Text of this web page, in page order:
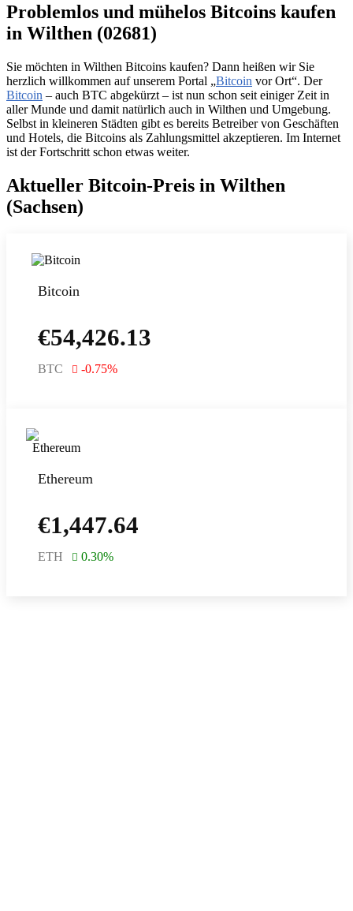
Problemlos und mühelos Bitcoins kaufen
in Wilthen (02681)
Sie möchten in Wilthen Bitcoins kaufen? Dann heißen wir Sie
herzlich willkommen auf unserem Portal „Bitcoin vor Ort“. Der
Bitcoin – auch BTC abgekürzt – ist nun schon seit einiger Zeit in
aller Munde und damit natürlich auch in Wilthen und Umgebung.
Selbst in kleineren Städten gibt es bereits Betreiber von Geschäften
und Hotels, die Bitcoins als Zahlungsmittel akzeptieren. Im Internet
ist der Fortschritt schon etwas weiter.
Aktueller Bitcoin-Preis in Wilthen
(Sachsen)
Bitcoin
€54,426.13
BTC -0.75%
Ethereum
€1,447.64
ETH 0.30%